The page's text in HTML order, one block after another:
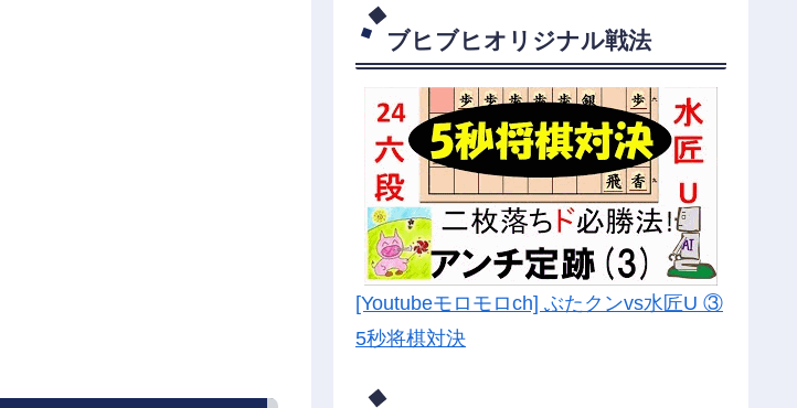
ブヒブヒオリジナル戦法
[Youtubeモロモロch] ぶたクンvs水匠U ③
5秒将棋対決